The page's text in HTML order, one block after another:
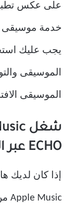
الموسيقى
الموسيقى
ECHO عبر البلوتوث
إذا كان لديك